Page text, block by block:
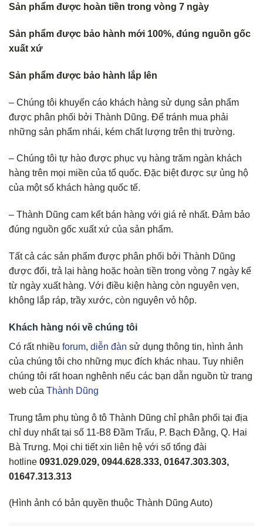
Sản phẩm được hoàn tiền trong vòng 7 ngày
Sản phẩm được bảo hành mới 100%, đúng nguồn gốc
xuất xứ
Sản phẩm được bảo hành lắp lên
– Chúng tôi khuyến cáo khách hàng sử dụng sản phẩm
được phân phối bởi Thành Dũng. Để tránh mua phải
những sản phẩm nhái, kém chất lượng trên thị trường.
– Chúng tôi tự hào được phục vụ hàng trăm ngàn khách
hàng trên mọi miền của tổ quốc. Đặc biệt được sự ủng hộ
của một số khách hàng quốc tế.
– Thành Dũng cam kết bán hàng với giá rẻ nhất. Đảm bảo
đúng nguồn gốc xuất xứ của sản phẩm.
Tất cả các sản phẩm được phân phối bởi Thành Dũng
được đổi, trả lại hàng hoặc hoàn tiền trong vòng 7 ngày kể
từ ngày xuất hàng. Với điều kiện hàng còn nguyên vẹn,
không lắp ráp, trầy xước, còn nguyên vỏ hộp.
Khách hàng nói về chúng tôi
Có rất nhiều forum, diễn đàn sử dụng thông tin, hình ảnh
của chúng tôi cho những mục đích khác nhau. Tuy nhiên
chúng tôi rất hoan nghênh nếu các bạn dẫn nguồn từ trang
web của Thành Dũng
Trung tâm phụ tùng ô tô Thành Dũng chỉ phân phối tại địa
chỉ duy nhất tại số 11-B8 Đầm Trấu, P. Bạch Đằng, Q. Hai
Bà Trưng. Mọi chi tiết xin liên hệ với số tổng đài
hotline 0931.029.029, 0944.628.333, 01647.303.303,
01647.313.313
(Hình ảnh có bản quyền thuộc Thành Dũng Auto)